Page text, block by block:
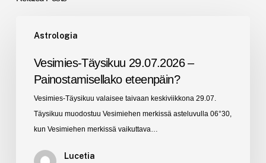
Astrologia
Täysikuu
Painostamisellako
eteenpäin?
Vesimies-Täysikuu 29.07.2026 –
Painostamisellako eteenpäin?
Vesimies-Täysikuu valaisee taivaan keskiviikkona 29.07.
Täysikuu muodostuu Vesimiehen merkissä asteluvulla 06°30,
kun Vesimiehen merkissä vaikuttava…
Lucetia